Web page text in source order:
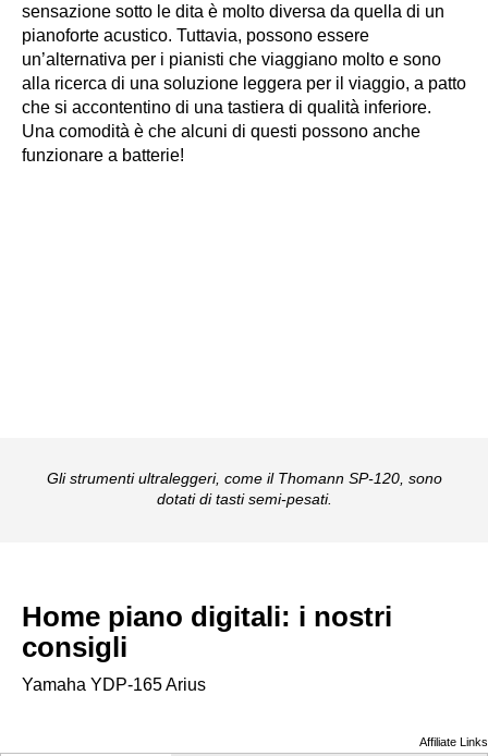
sensazione sotto le dita è molto diversa da quella di un
pianoforte acustico. Tuttavia, possono essere
un’alternativa per i pianisti che viaggiano molto e sono
alla ricerca di una soluzione leggera per il viaggio, a patto
che si accontentino di una tastiera di qualità inferiore.
Una comodità è che alcuni di questi possono anche
funzionare a batterie!
Gli strumenti ultraleggeri, come il Thomann SP-120, sono
dotati di tasti semi-pesati.
Home piano digitali: i nostri
consigli
Yamaha YDP-165 Arius
Affiliate Links